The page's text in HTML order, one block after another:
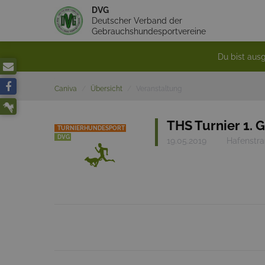
DVG
Deutscher Verband der
Gebrauchshundesportvereine
Du bist
Caniva Übersicht
TURNIERHUNDESPORT
DVG
THS Turnier 1.
19.05.2019